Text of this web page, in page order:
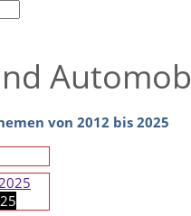
von 2012 bis 2025